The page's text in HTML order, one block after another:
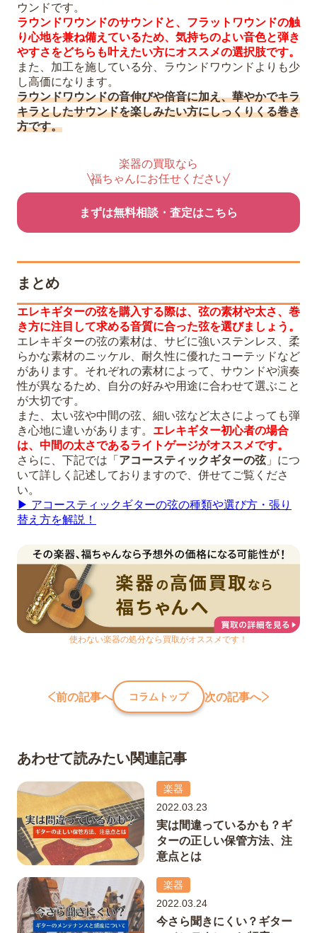
ウンドです。
ラウンドワウンドのサウンドと、フラットワウンドの触
り心地を兼ね備えているため、気持ちのよい音色と弾き
やすさをどちらも叶えたい方にオススメの選択肢です。
また、加工を施している分、ラウンドワウンドよりも少
し高価になります。
ラウンドワウンドの音伸びや倍音に加え、華やかでキラ
キラとしたサウンドを楽しみたい方にしっくりくる巻き
方です。
楽器の買取なら
福ちゃんにお任せください
まずは無料相談・査定はこちら
まとめ
エレキギターの弦を購入する際は、弦の素材や太さ、巻
き方に注目して求める音質に合った弦を選びましょう。
エレキギターの弦の素材は、サビに強いステンレス、柔
らかな素材のニッケル、耐久性に優れたコーテッドなど
があります。それぞれの素材によって、サウンドや演奏
性が異なるため、自分の好みや用途に合わせて選ぶこと
が大切です。
また、太い弦や中間の弦、細い弦など太さによっても弾
き心地に違いがあります。 エレキギター初心者の場合
は、中間の太さであるライトゲージがオススメです。
さらに、下記では「 アコースティックギターの弦」につ
いて詳しく記述しておりますので、併せてご覧くださ
い。
▶︎ アコースティックギターの弦の種類や選び方・張り
替え方を解説！
使わない楽器の処分なら買取がオススメです！
前の記事へ コラムトップ 次の記事へ
あわせて読みたい関連記事
楽器
2022.03.23
実は間違っているかも？ギ
ターの正しい保管方法、注
意点とは
楽器
2022.03.24
今さら聞きにくい？ギター